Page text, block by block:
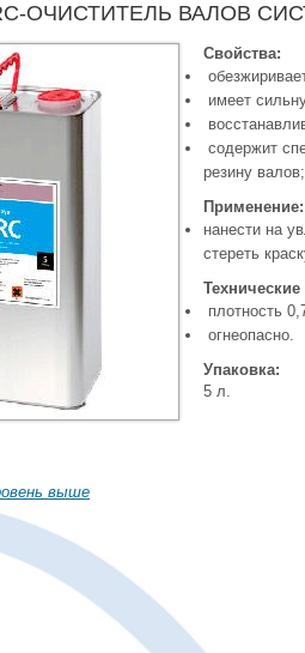
ОЧИСТИТЕЛЬ ВАЛОВ
Свойства:
имеет
содержит
резину валов;
Применение:
нанести на
стереть
плотность
огнеопасно.
Упаковка:
5 л.
выше